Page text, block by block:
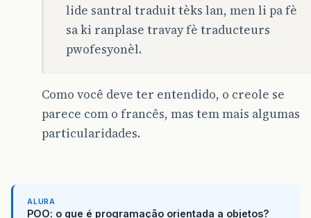
lide santral traduit tèks lan, men li pa fè
sa ki ranplase travay fè traducteurs
pwofesyonèl.
Como você deve ter entendido, o creole se
parece com o francês, mas tem mais algumas
particularidades.
ALURA
POO: o que é programação orientada a objetos?